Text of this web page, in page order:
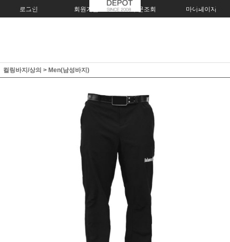
로그인 회원가입 주문조회 마이페이지
컬링바지/상의 > Men(남성바지)